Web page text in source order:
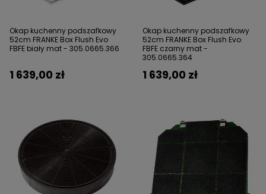
Okap kuchenny podszafkowy
52cm FRANKE Box Flush Evo
FBFE biały mat - 305.0665.366
1 639,00 zł
Okap kuchenny podszafkowy
52cm FRANKE Box Flush Evo
FBFE czarny mat -
305.0665.364
1 639,00 zł